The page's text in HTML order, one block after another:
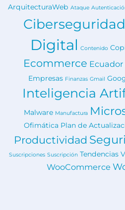
ArquitecturaWeb Ataque
Ciberseguridad
Digital Contenido
Ecommerce Ecuador
Empresas Finanzas Gmail
Inteligencia
Malware Manufactura
Ofimática Plan de
Productividad
Suscripciones Suscripción Tendencias
WooCommerce